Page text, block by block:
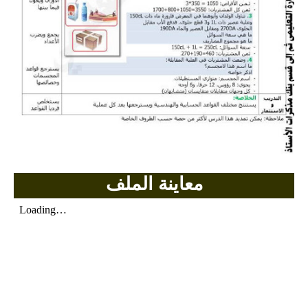
بحوث التاريخ و الجغرافيا
بحوث الفيزياء و الكيمياء
بحوث العلوم الطبيعية
بحوث في مجالات اخرىمعاينة الملف